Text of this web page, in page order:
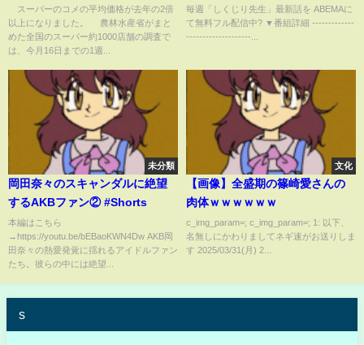
に 5キロ4172円(2025年3月24
日)
スーパーのコメの平均価格が去年の2倍
以上になりました。 農林水産省がまと
めた全国のスーパー約1000店舗の調査で
は、今月16日までの1週...
#ABEMA #令和ロマン #鬼越トマ
ホーク #横山由依
毎週「しくじり先生」最新話を ABEMAに
て無料フル配信中? ▼番組詳細 -------------
--------------------...
未分類
岡田奈々のスキャンダルに絶望
するAKBファン② #Shorts
本編はこちら
→https://youtu.be/bEBaoKWN4Dw AKB岡
田奈々の熱愛発覚に揺れるアイドルファン
たち。彼らの中には絶望...
文化
【画像】全盛期の篠崎愛さんの
肉体ｗｗｗｗｗｗ
c_img_param=; c_img_param=; 1: 以下、
名無しにかわりましてネギ速がお送りしま
す 2025/03/31(月) 2...
s